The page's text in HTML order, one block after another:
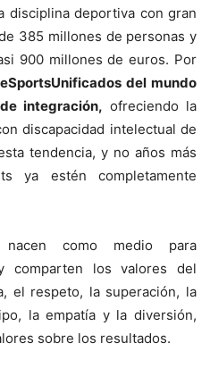
disciplina deportiva con gran
385 millones de personas y
900 millones de euros. Por
del mundo
integración, ofreciendo la
discapacidad intelectual de
tendencia, y no años más
ya estén completamente
nacen como medio para
comparten los valores del
el respeto, la superación, la
la empatía y la diversión,
sobre los resultados.